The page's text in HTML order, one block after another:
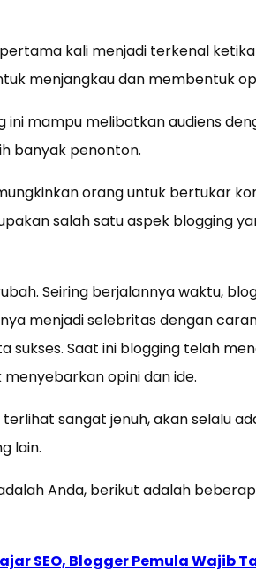
kali menjadi terkenal
menjangkau dan membentuk
ini mampu melibatkan audiens
banyak penonton.
orang untuk bertukar
salah satu aspek blogging
Seiring berjalannya waktu,
menjadi selebritas dengan
sukses. Saat ini blogging telah
opini dan ide.
sangat jenuh, akan selalu
lain.
Anda, berikut adalah
SEO, Blogger Pemula Wajib